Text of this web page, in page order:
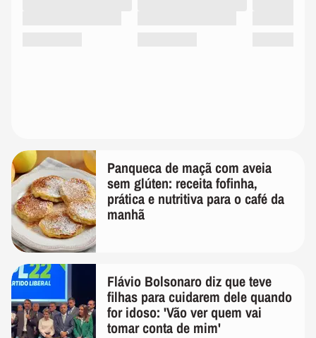
Panqueca de maçã com aveia
sem glúten: receita fofinha,
prática e nutritiva para o café da
manhã
Flávio Bolsonaro diz que teve
filhas para cuidarem dele quando
for idoso: 'Vão ver quem vai
tomar conta de mim'